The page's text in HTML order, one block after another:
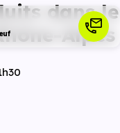
dans le
Alpes